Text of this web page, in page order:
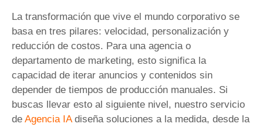
La transformación que vive el mundo corporativo se
basa en tres pilares: velocidad, personalización y
reducción de costos. Para una agencia o
departamento de marketing, esto significa la
capacidad de iterar anuncios y contenidos sin
depender de tiempos de producción manuales. Si
buscas llevar esto al siguiente nivel, nuestro servicio
de Agencia IAdiseña soluciones a la medida, desde la